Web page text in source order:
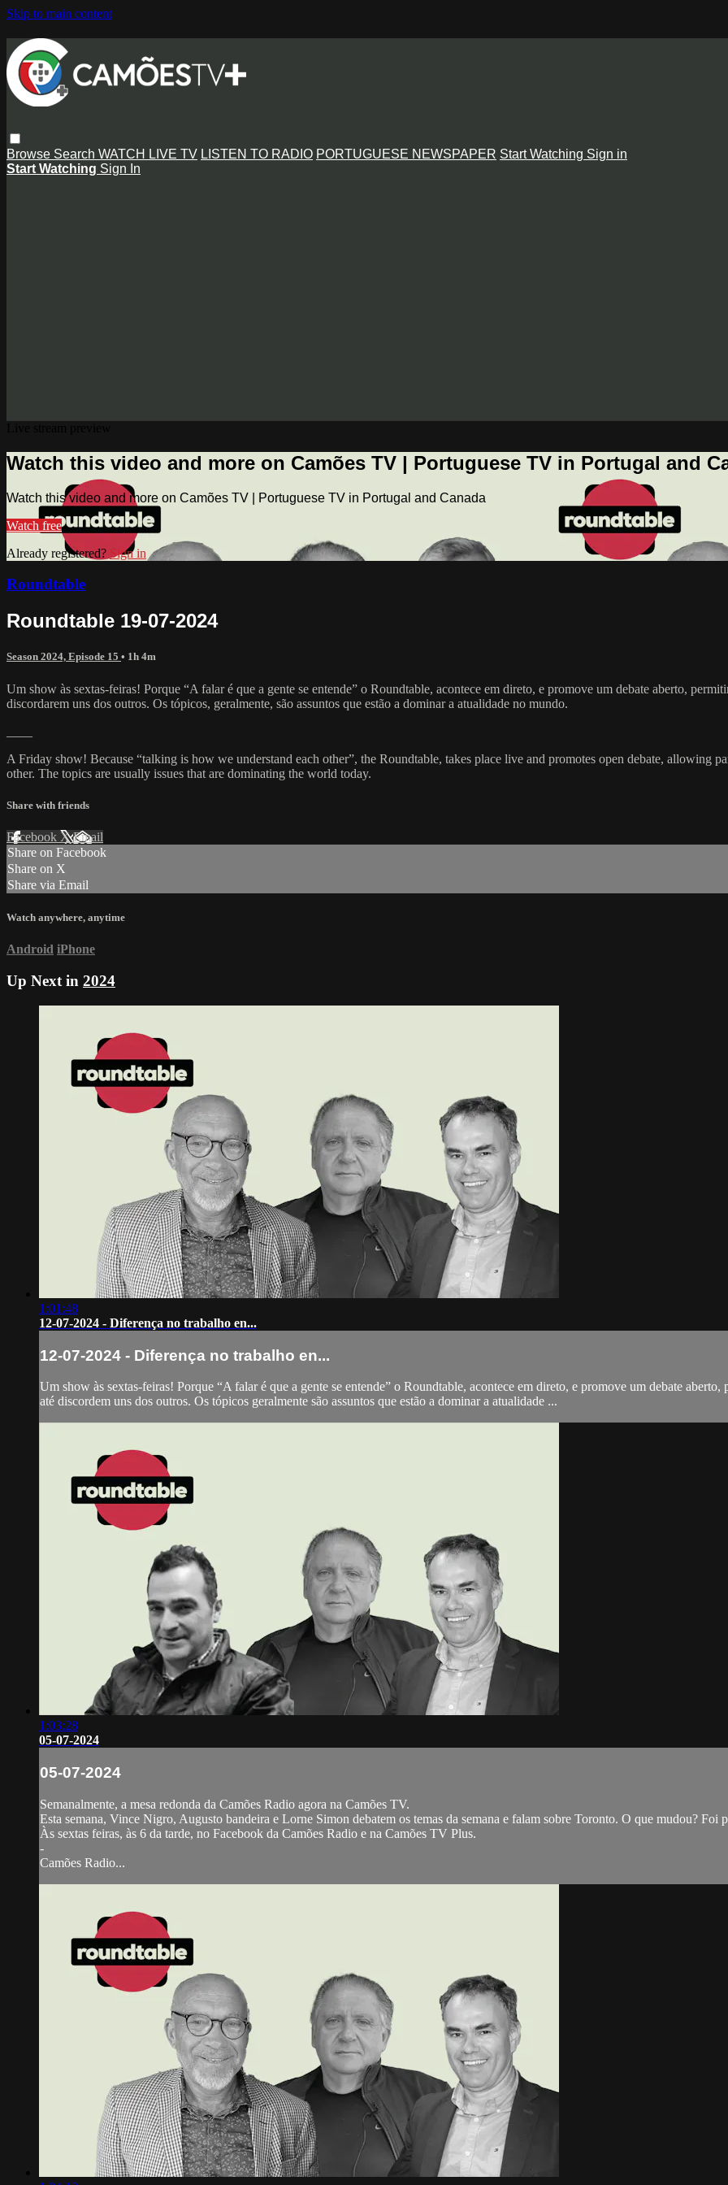
Skip to main content
Browse Search WATCH LIVE TV LISTEN TO RADIO PORTUGUESE NEWSPAPER Start Watching Sign in
Start Watching Sign In
Watch this video and more on Camões TV | Portuguese TV in Portugal and
Watch this video and more on Camões TV | Portuguese TV in Portugal and Canada
Watch free
Already registered? Sign in
Roundtable
Roundtable 19-07-2024
Season 2024, Episode 15 • 1h 4m
Um show às sextas-feiras! Porque “A falar é que a gente se entende” o Roundtable, acontece em direto, e promove um debate aberto,
discordarem uns dos outros. Os tópicos, geralmente, são assuntos que estão a dominar a atualidade no mundo.
A Friday show! Because “talking is how we understand each other”, the Roundtable, takes place live and promotes open debate, allowing
other. The topics are usually issues that are dominating the world today.
Share with friends
Facebook XEmail
Share on Facebook
Share on X
Share via Email
Watch anywhere, anytime
Android iPhone
Up Next in 2024
1:01:48
12-07-2024 - Diferença no trabalho en...
12-07-2024 - Diferença no trabalho en...
Um show às sextas-feiras! Porque “A falar é que a gente se entende” o Roundtable, acontece em direto, e promove um debate
até discordem uns dos outros. Os tópicos geralmente são assuntos que estão a dominar a atualidade ...
1:03:28
05-07-2024
05-07-2024
Semanalmente, a mesa redonda da Camões Radio agora na Camões TV.
Esta semana, Vince Nigro, Augusto bandeira e Lorne Simon debatem os temas da semana e falam sobre Toronto. O que mudou? Foi
Às sextas feiras, às 6 da tarde, no Facebook da Camões Radio e na Camões TV Plus.
-
Camões Radio...